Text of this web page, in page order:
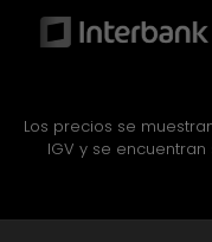
Los precios se
IGV y se